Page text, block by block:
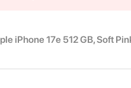
iPhone 17e 512 GB, Soft